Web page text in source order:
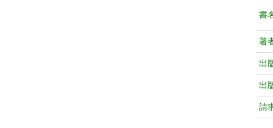
書
著
出
出
請